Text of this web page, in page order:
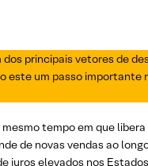
principais vetores de
este um passo importante
tempo em que
de novas vendas ao
juros elevados nos